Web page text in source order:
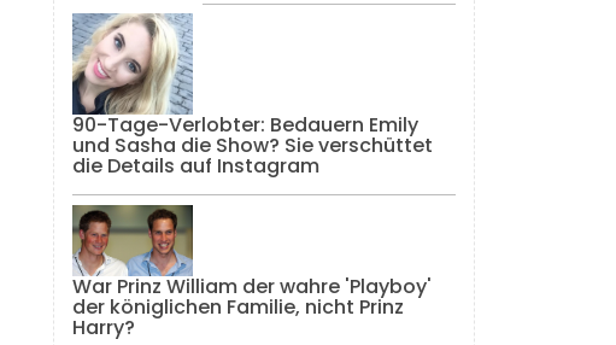
90-Tage-Verlobter: Bedauern Emily
und Sasha die Show? Sie verschüttet
die Details auf Instagram
War Prinz William der wahre 'Playboy'
der königlichen Familie, nicht Prinz
Harry?